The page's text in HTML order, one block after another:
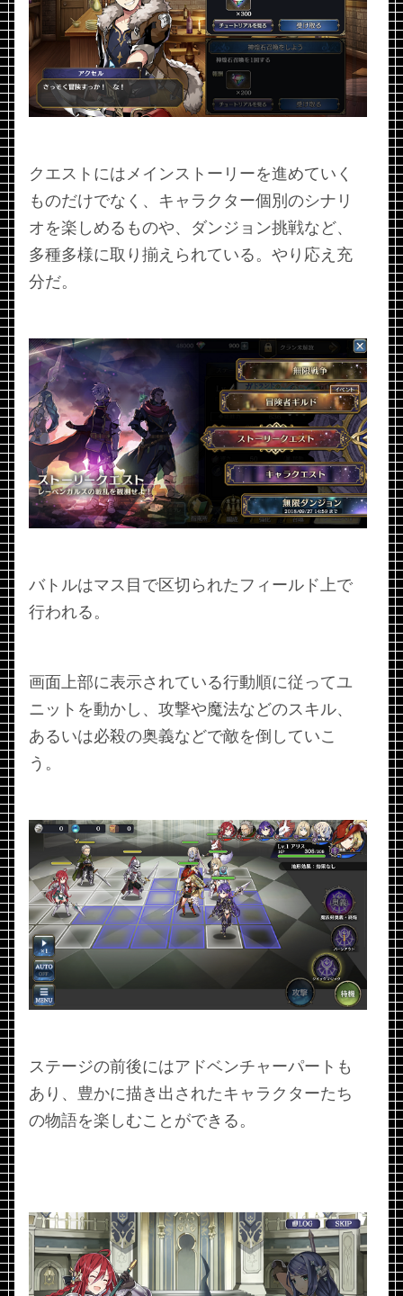
クエストにはメインストーリーを進めていく
ものだけでなく、キャラクター個別のシナリ
オを楽しめるものや、ダンジョン挑戦など、
多種多様に取り揃えられている。やり応え充
分だ。
バトルはマス目で区切られたフィールド上で
行われる。
画面上部に表示されている行動順に従ってユ
ニットを動かし、攻撃や魔法などのスキル、
あるいは必殺の奥義などで敵を倒していこ
う。
ステージの前後にはアドベンチャーパートも
あり、豊かに描き出されたキャラクターたち
の物語を楽しむことができる。